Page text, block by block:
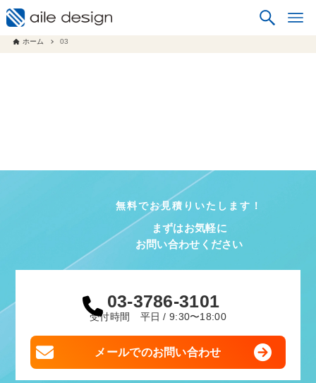
ホーム 03
無料でお見積りいたします！
まずはお気軽に
お問い合わせください
03-3786-3101
受付時間 平日 / 9:30〜18:00
メールでのお問い合わせ